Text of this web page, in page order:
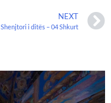
NEXT
Shenjtori i ditës – 04 Shkurt